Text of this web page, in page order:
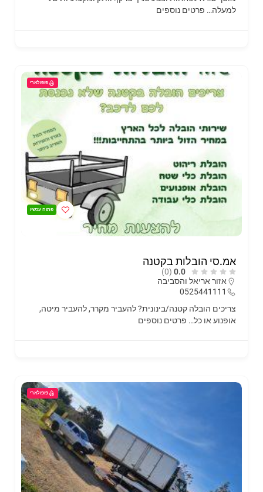
למעלה… פרטים נוספים
פופולארי
פתוח עכשיו
אמ.סי הובלות בקטנה
0.0
(0)
אזור אריאל והסביבה
0525441111
צריכים הובלה קטנה/בינונית? להעביר מקרר, להעביר מיטה,
אופנוע או כל… פרטים נוספים
פופולארי